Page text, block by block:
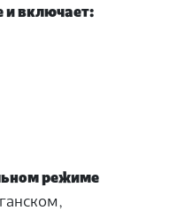
и включает:
режиме